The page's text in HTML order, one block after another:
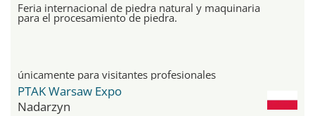
Feria internacional de piedra natural y maquinaria
para el procesamiento de piedra.
únicamente para visitantes profesionales
PTAK Warsaw Expo
Nadarzyn